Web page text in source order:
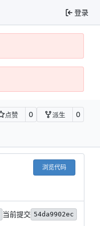
登录
点赞 0 派生 0
浏览代码
当前提交 54da9902ec